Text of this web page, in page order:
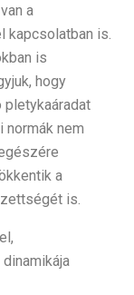
a
kapcsolatban is.
is
hogy
pletykaáradat
normák nem
a
is.